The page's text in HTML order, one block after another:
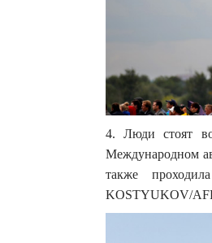
4. Люди стоят
Международном
также
KOSTYUKOV/